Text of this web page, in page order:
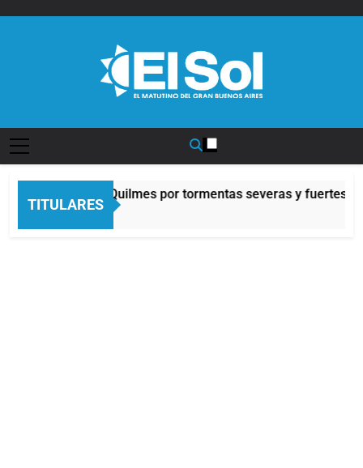
TITULARES
naranja en Quilmes por tormentas severas y fuertes
Atrás